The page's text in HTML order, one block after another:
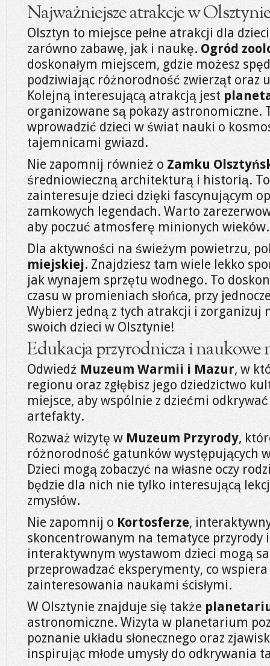
Najważniejsze atrakcje w
Olsztyn to miejsce pełne atrakcji dla
zarówno zabawę, jak i naukę. Ogród
doskonałym miejscem, gdzie możesz
podziwiając różnorodność zwierząt oraz
Kolejną interesującą atrakcją jest
organizowane są pokazy astronomiczne.
wprowadzić dzieci w świat nauki o
tajemnicami gwiazd.
Nie zapomnij również o Zamku
średniowieczną architekturą i historią.
zainteresuje dzieci dzięki fascynującym
zamkowych legendach. Warto
aby poczuć atmosferę minionych wieków.
Dla aktywności na świeżym powietrzu,
miejskiej. Znajdziesz tam wiele lekko
jak wynajem sprzętu wodnego. To
czasu w promieniach słońca, przy
Wybierz jedną z tych atrakcji i zorganizuj
swoich dzieci w Olsztynie!
Edukacja przyrodnicza i naukowe
Odwiedź Muzeum Warmii i Mazur, w
regionu oraz zgłębisz jego dziedzictwo
miejsce, aby wspólnie z dziećmi
artefakty.
Rozważ wizytę w Muzeum Przyrody,
różnorodność gatunków występujących
Dzieci mogą zobaczyć na własne oczy
będzie dla nich nie tylko interesującą
zmysłów.
Nie zapomnij o Kortosferze,
skoncentrowanym na tematyce przyrody
interaktywnym wystawom dzieci mogą
przeprowadzać eksperymenty, co
zainteresowania naukami ścisłymi.
W Olsztynie znajduje się także
astronomiczne. Wizyta w planetarium
poznanie układu słonecznego oraz
inspirując młode umysły do odkrywania